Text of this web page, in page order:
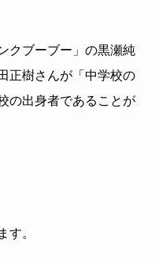
クブーブー」の黒瀬純
正樹さんが「中学校の
の出身者であることが
す。